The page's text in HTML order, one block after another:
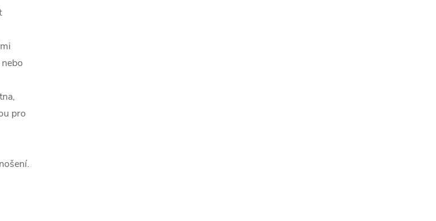
pro